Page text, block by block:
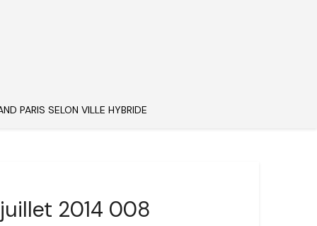
PARIS SELON VILLE HYBRIDE
2014 008